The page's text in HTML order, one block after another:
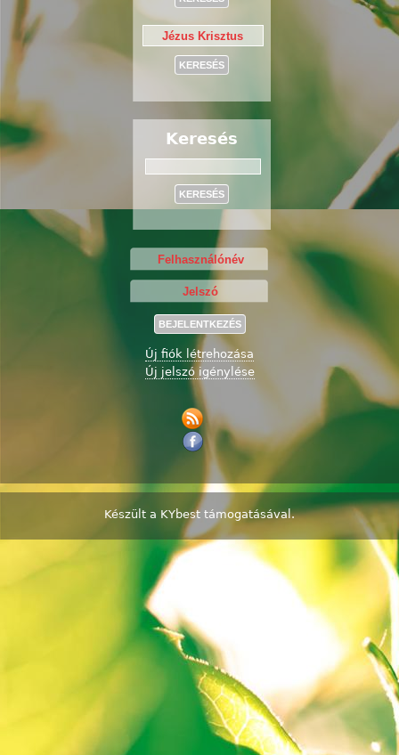
Keresés
Új fiók létrehozása
Új jelszó igénylése
Készült a KYbest támogatásával.